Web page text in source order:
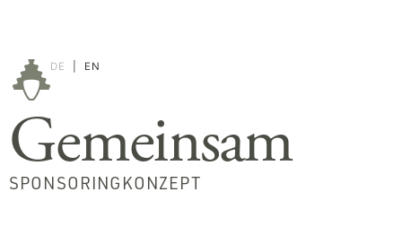
DE EN
Gemeinsam
SPONSORINGKONZEPT